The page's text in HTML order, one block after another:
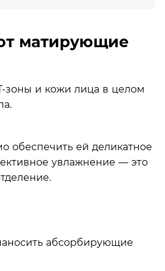
матирующие
зоны и кожи лица в целом
обеспечить ей деликатное
увлажнение — это
абсорбирующие